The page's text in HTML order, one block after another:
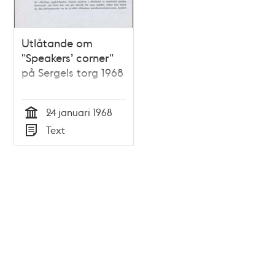
Utlåtande om
"Speakers’ corner"
på Sergels torg 1968
Tid
24 januari 1968
Typ
Text